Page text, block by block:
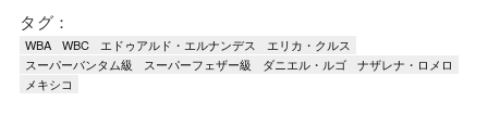
タグ：
WBA WBC エドゥアルド・エルナンデス
エリカ・クルス
スーパーバンタム級
スーパーフェザー級 ダニエル・ルゴ
ナザレナ・ロメロ
メキシコ